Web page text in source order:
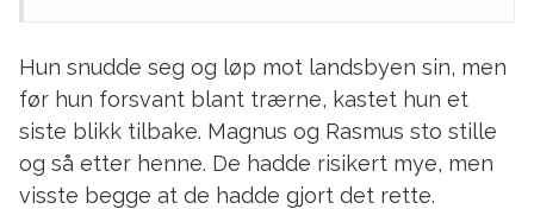
Hun snudde seg og løp mot landsbyen sin, men
før hun forsvant blant trærne, kastet hun et
siste blikk tilbake. Magnus og Rasmus sto stille
og så etter henne. De hadde risikert mye, men
visste begge at de hadde gjort det rette.